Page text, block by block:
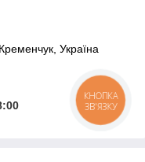
Україна
КНОПКА
ЗВ'ЯЗКУ